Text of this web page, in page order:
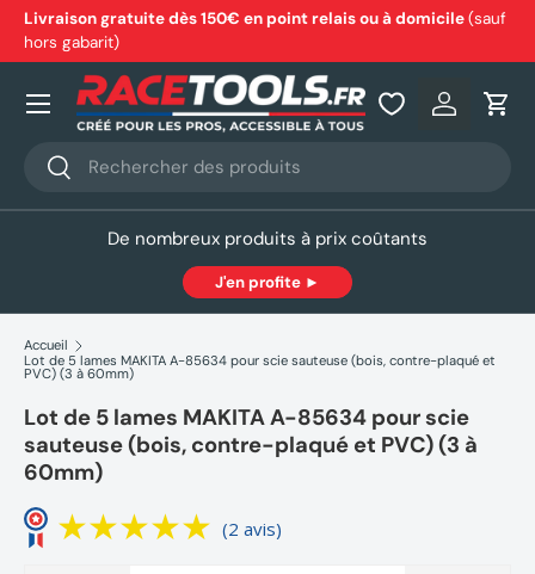
Aller au contenu
Livraison gratuite dès 150€ en point relais ou à domicile(sauf
hors gabarit)
Recherche
Rechercher
Se
Nos produits
De nombreux produits à prix coûtants
J'en profite ►
Accueil
Lot de 5 lames MAKITA A-85634 pour scie sauteuse (bois, contre-plaqué et
PVC) (3 à 60mm)
Lot de 5 lames MAKITA A-85634 pour scie
sauteuse (bois, contre-plaqué et PVC) (3 à
60mm)
(2 avis)